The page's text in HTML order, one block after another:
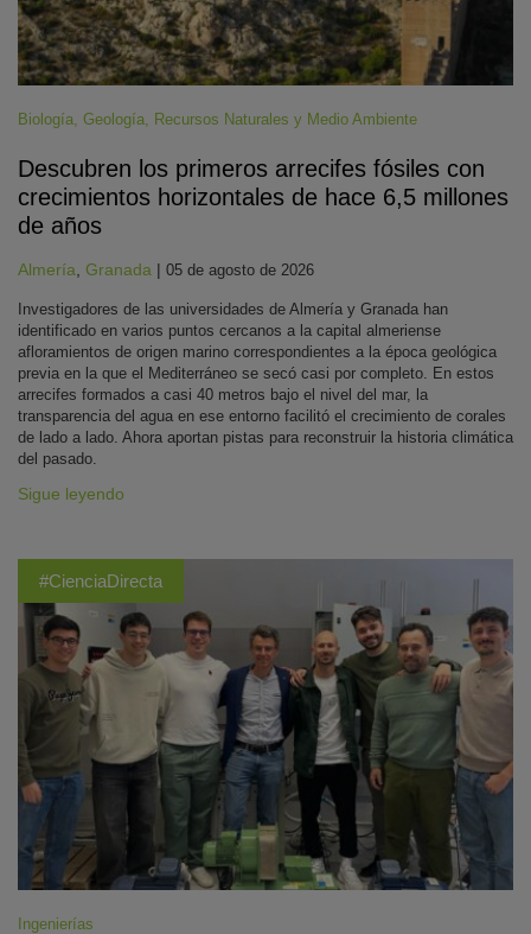
Biología Geología Recursos Naturales y Medio Ambiente
Descubren los primeros arrecifes fósiles con
crecimientos horizontales de hace 6,5 millones
de años
Almería Granada | 05 de agosto de 2026
Investigadores de las universidades de Almería y Granada han
identificado en varios puntos cercanos a la capital almeriense
afloramientos de origen marino correspondientes a la época geológica
previa en la que el Mediterráneo se secó casi por completo. En estos
arrecifes formados a casi 40 metros bajo el nivel del mar, la
transparencia del agua en ese entorno facilitó el crecimiento de corales
de lado a lado. Ahora aportan pistas para reconstruir la historia climática
del pasado.
Sigue leyendo
#CienciaDirecta
Ingenierías